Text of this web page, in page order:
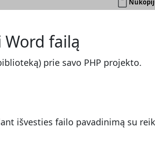
failą
prie savo PHP projekto.
išvesties failo pavadinimą su